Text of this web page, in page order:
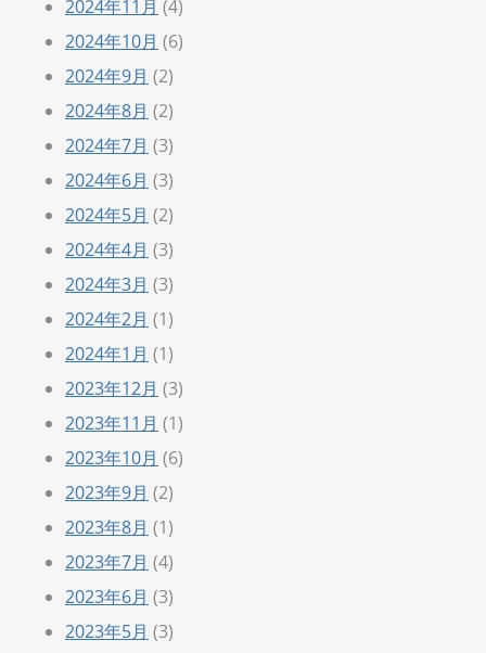
2024年11月 (4)
2024年10月 (6)
2024年9月 (2)
2024年8月 (2)
2024年7月 (3)
2024年6月 (3)
2024年5月 (2)
2024年4月 (3)
2024年3月 (3)
2024年2月 (1)
2024年1月 (1)
2023年12月 (3)
2023年11月 (1)
2023年10月 (6)
2023年9月 (2)
2023年8月 (1)
2023年7月 (4)
2023年6月 (3)
2023年5月 (3)